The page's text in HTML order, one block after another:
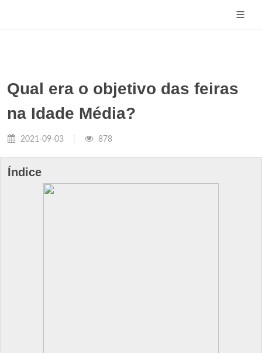
Qual era o objetivo das feiras
na Idade Média?
2021-09-03 878
Índice